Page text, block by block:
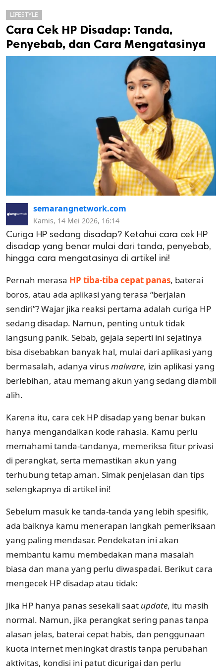
LIFESTYLE
Cara Cek HP Disadap: Tanda,
Penyebab, dan Cara Mengatasinya
semarangnetwork.com
Kamis, 14 Mei 2026, 16:14
Curiga HP sedang disadap? Ketahui cara cek HP
disadap yang benar mulai dari tanda, penyebab,
hingga cara mengatasinya di artikel ini!
Pernah merasa HP tiba-tiba cepat panas, baterai
boros, atau ada aplikasi yang terasa “berjalan
sendiri”? Wajar jika reaksi pertama adalah curiga HP
sedang disadap. Namun, penting untuk tidak
langsung panik. Sebab, gejala seperti ini sejatinya
bisa disebabkan banyak hal, mulai dari aplikasi yang
bermasalah, adanya virusmalware, izin aplikasi yang
berlebihan, atau memang akun yang sedang diambil
alih.
Karena itu, cara cek HP disadap yang benar bukan
hanya mengandalkan kode rahasia. Kamu perlu
memahami tanda-tandanya, memeriksa fitur privasi
di perangkat, serta memastikan akun yang
terhubung tetap aman. Simak penjelasan dan tips
selengkapnya di artikel ini!
Sebelum masuk ke tanda-tanda yang lebih spesifik,
ada baiknya kamu menerapan langkah pemeriksaan
yang paling mendasar. Pendekatan ini akan
membantu kamu membedakan mana masalah
biasa dan mana yang perlu diwaspadai. Berikut cara
mengecek HP disadap atau tidak:
Jika HP hanya panas sesekali saat update, itu masih
normal. Namun, jika perangkat sering panas tanpa
alasan jelas, baterai cepat habis, dan penggunaan
kuota internet meningkat drastis tanpa perubahan
aktivitas, kondisi ini patut dicurigai dan perlu